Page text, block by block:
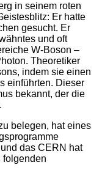
in seinem roten
Er hatte
gesucht. Er
und oft
W-Boson –
Theoretiker
indem sie einen
einführten. Dieser
bekannt, der die
belegen, hat eines
das CERN hat
folgenden